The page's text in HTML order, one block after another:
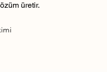
üretir.